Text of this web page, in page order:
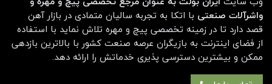
واشرآلات صنعتی با اتکا به تجربه سالیان متمادی در بازار آهن
قصد دارد تا در زمینه تخصصی پیچ و مهره تلاش نماید با استفاده
از فضای اینترنت به بازیگران عرصه صنعت کشور با بالاترین بازدهی
ممکن و بیشترین دسترسی پذیری خدماتش را ارائه دهد.